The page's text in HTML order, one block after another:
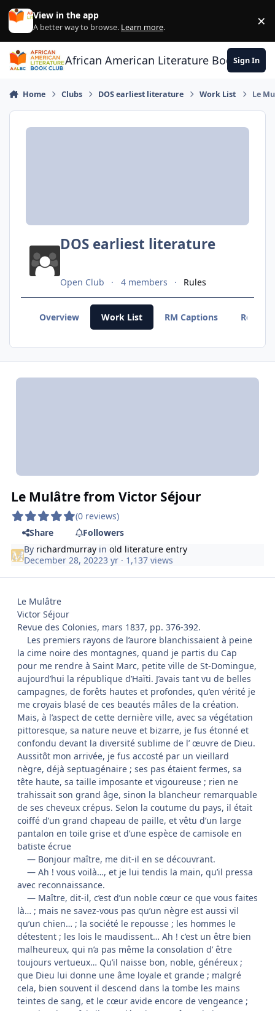
Skip to content
View in the app
A better way to browse. Learn more. ×
African American Literature Book Club
Sign In
Home Clubs DOS earliest literature Work List Le
DOS earliest literature
Open Club 4 members Rules
Overview Work List RM Captions Recent
Le Mulâtre from Victor Séjour
(0 reviews)
Share
Followers
By richardmurray inold literature entry
December 28, 20223 yr · 1,137 views
Le Mulâtre
Victor Séjour
Revue des Colonies, mars 1837, pp. 376-392.
Les premiers rayons de l’aurore blanchissaient à peine
la cime noire des montagnes, quand je partis du Cap
pour me rendre à Saint Marc, petite ville de St-Domingue,
aujourd’hui la république d’Haïti. J’avais tant vu de belles
campagnes, de forêts hautes et profondes, qu’en vérité je
me croyais blasé de ces beautés mâles de la création.
Mais, à l’aspect de cette dernière ville, avec sa végétation
pittoresque, sa nature neuve et bizarre, je fus étonné et
confondu devant la diversité sublime de l’ œuvre de Dieu.
Aussitôt mon arrivée, je fus accosté par un vieillard
nègre, déjà septuagénaire ; ses pas étaient fermes, sa
tête haute, sa taille imposante et vigoureuse ; rien ne
trahissait son grand âge, sinon la blancheur remarquable
de ses cheveux crépus. Selon la coutume du pays, il était
coiffé d’un grand chapeau de paille, et vêtu d’un large
pantalon en toile grise et d’une espèce de camisole en
batiste écrue
— Bonjour maître, me dit-il en se découvrant.
— Ah ! vous voilà…, et je lui tendis la main, qu’il pressa
avec reconnaissance.
— Maître, dit-il, c’est d’un noble cœur ce que vous faites
là… ; mais ne savez-vous pas qu’un nègre est aussi vil
qu’un chien… ; la société le repousse ; les hommes le
détestent ; les lois le maudissent… Ah ! c’est un être bien
malheureux, qui n’a pas même la consolation d’ être
toujours vertueux… Qu’il naisse bon, noble, généreux ;
que Dieu lui donne une âme loyale et grande ; malgré
cela, bien souvent il descend dans la tombe les mains
teintes de sang, et le cœur avide encore de vengeance ;